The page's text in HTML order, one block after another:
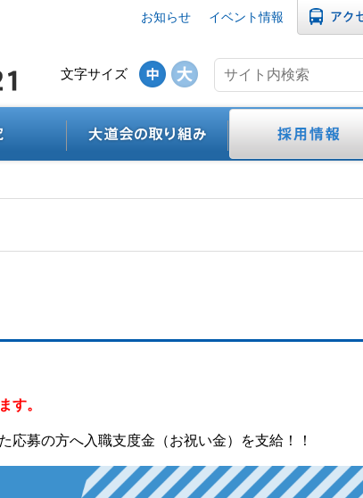
イベント情報
お知らせ
文字サイズ
す。
募の方へ入職支度金（お祝い金）を支給！！